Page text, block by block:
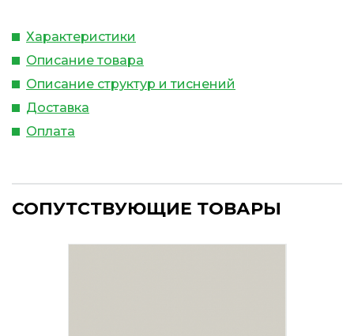
Характеристики
Описание товара
Описание структур и тиснений
Доставка
Оплата
СОПУТСТВУЮЩИЕ ТОВАРЫ